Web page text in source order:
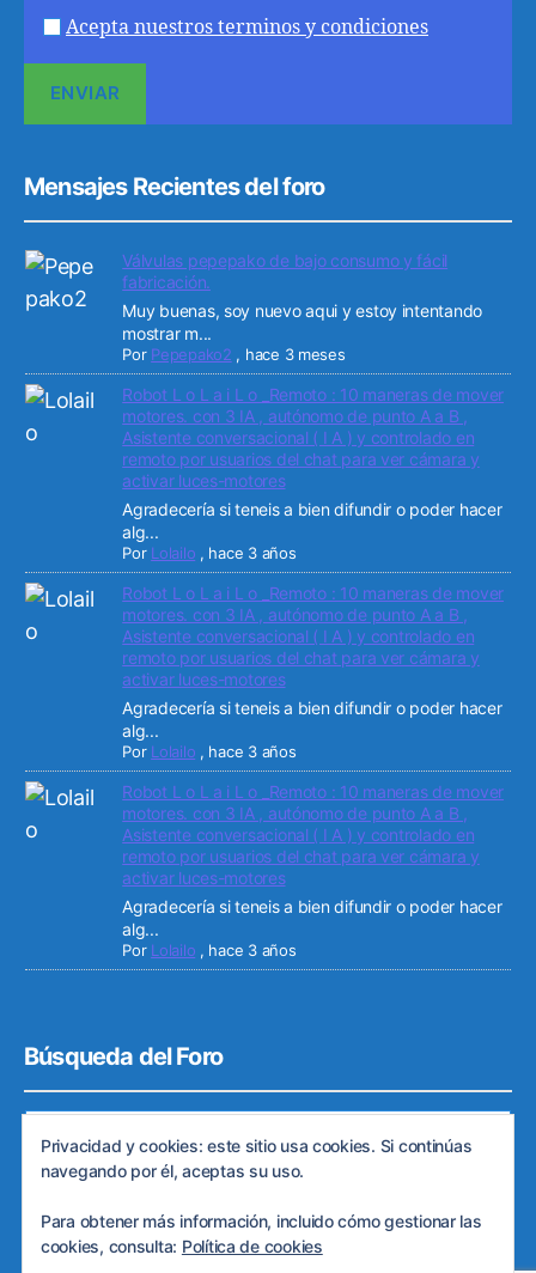
Acepta nuestros terminos y condiciones
Mensajes Recientes del foro
Válvulas pepepako de bajo consumo y fácil
fabricación.
Muy buenas, soy nuevo aqui y estoy intentando
mostrar m...
Por Pepepako2 , hace 3 meses
Robot L o L a i L o _Remoto : 10 maneras de mover
motores. con 3 IA , autónomo de punto A a B ,
Asistente conversacional ( I A ) y controlado en
remoto por usuarios del chat para ver cámara y
activar luces-motores
Agradecería si teneis a bien difundir o poder hacer
alg...
Por Lolailo , hace 3 años
Robot L o L a i L o _Remoto : 10 maneras de mover
motores. con 3 IA , autónomo de punto A a B ,
Asistente conversacional ( I A ) y controlado en
remoto por usuarios del chat para ver cámara y
activar luces-motores
Agradecería si teneis a bien difundir o poder hacer
alg...
Por Lolailo , hace 3 años
Robot L o L a i L o _Remoto : 10 maneras de mover
motores. con 3 IA , autónomo de punto A a B ,
Asistente conversacional ( I A ) y controlado en
remoto por usuarios del chat para ver cámara y
activar luces-motores
Agradecería si teneis a bien difundir o poder hacer
alg...
Por Lolailo , hace 3 años
Búsqueda del Foro
Privacidad y cookies: este sitio usa cookies. Si continúas
navegando por él, aceptas su uso.
Para obtener más información, incluido cómo gestionar las
cookies, consulta: Política de cookies